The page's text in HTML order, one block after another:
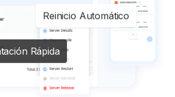
Reinicio Automático
Rápida